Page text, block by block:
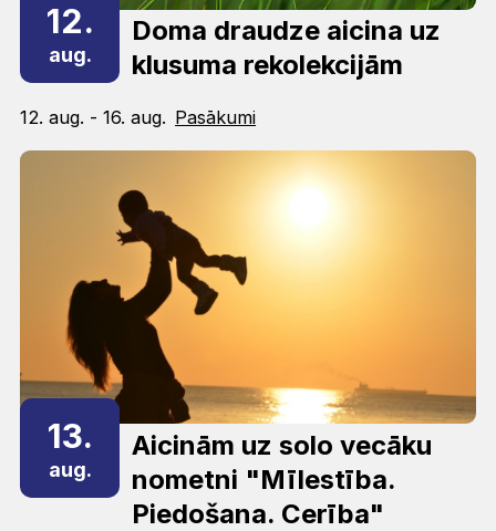
12.
aug.
Doma draudze aicina uz
klusuma rekolekcijām
12. aug. - 16. aug. Pasākumi
13.
aug.
Aicinām uz solo vecāku
nometni "Mīlestība.
Piedošana. Cerība"